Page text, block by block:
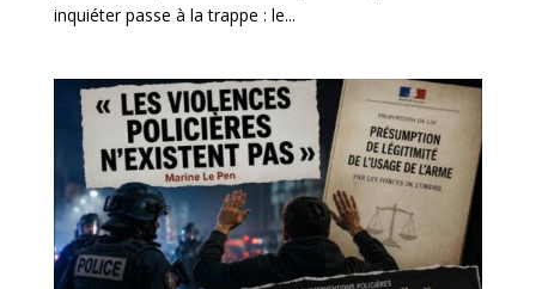
inquiéter passe à la trappe : le...